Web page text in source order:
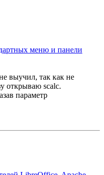
меню и панели
выучил, так как не
открываю scalc.
параметр